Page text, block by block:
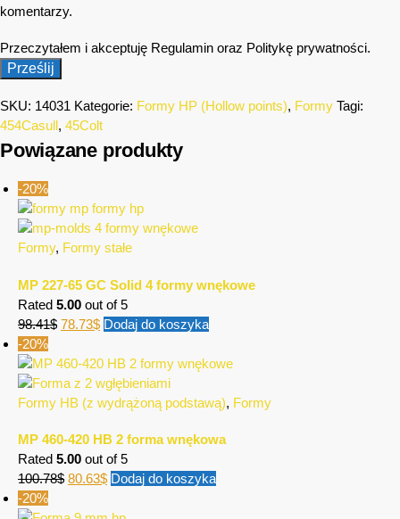
komentarzy.
Przeczytałem i akceptuję Regulamin oraz Politykę prywatności.
SKU: 14031 Kategorie: Formy HP (Hollow points), Formy Tagi:
454Casull, 45Colt
Powiązane produkty
-20%
Formy, Formy stałe
MP 227-65 GC Solid 4 formy wnękowe
Rated 5.00 out of 5
98.41$ 78.73$ Dodaj do koszyka
-20%
Formy HB (z wydrążoną podstawą), Formy
MP 460-420 HB 2 forma wnękowa
Rated 5.00 out of 5
100.78$ 80.63$ Dodaj do koszyka
-20%